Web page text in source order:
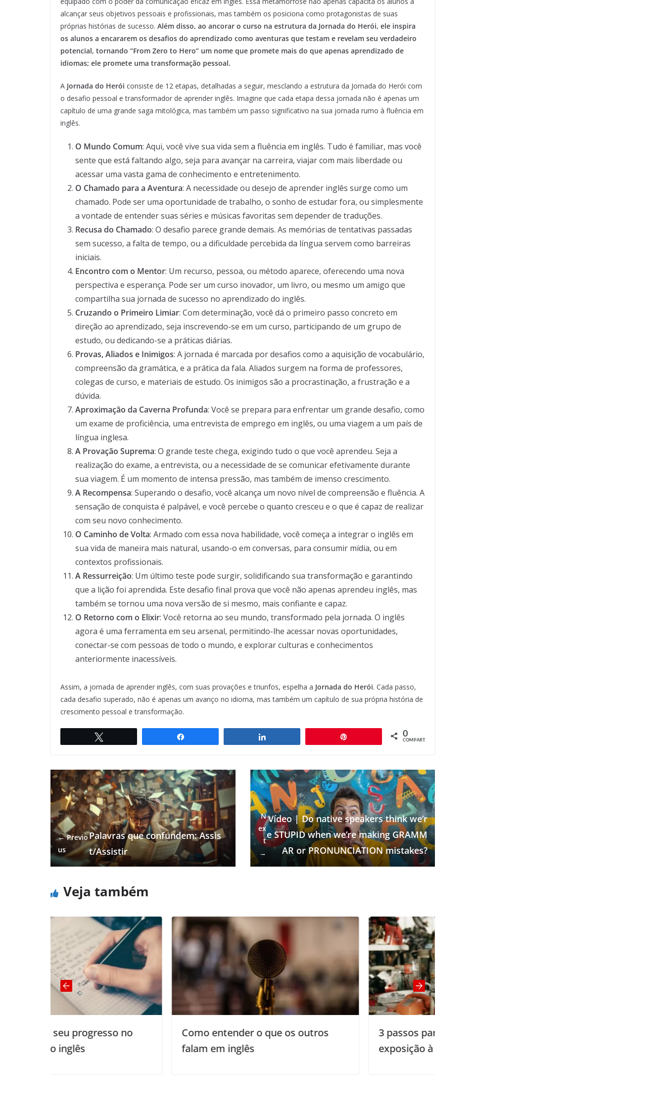
alcançar seus objetivos pessoais e profissionais, mas também os posiciona como protagonistas de suas
próprias histórias de sucesso. Além disso, ao ancorar o curso na estrutura da Jornada do Herói, ele inspira
os alunos a encararem os desafios do aprendizado como aventuras que testam e revelam seu verdadeiro
potencial, tornando “From Zero to Hero” um nome que promete mais do que apenas aprendizado de
idiomas; ele promete uma transformação pessoal.
A Jornada do Herói consiste de 12 etapas, detalhadas a seguir, mesclando a estrutura da Jornada do Herói com
o desafio pessoal e transformador de aprender inglês. Imagine que cada etapa dessa jornada não é apenas um
capítulo de uma grande saga mitológica, mas também um passo significativo na sua jornada rumo à fluência em
inglês.
O Mundo Comum: Aqui, você vive sua vida sem a fluência em inglês. Tudo é familiar, mas você
sente que está faltando algo, seja para avançar na carreira, viajar com mais liberdade ou
acessar uma vasta gama de conhecimento e entretenimento.
O Chamado para a Aventura: A necessidade ou desejo de aprender inglês surge como um
chamado. Pode ser uma oportunidade de trabalho, o sonho de estudar fora, ou simplesmente
a vontade de entender suas séries e músicas favoritas sem depender de traduções.
Recusa do Chamado: O desafio parece grande demais. As memórias de tentativas passadas
sem sucesso, a falta de tempo, ou a dificuldade percebida da língua servem como barreiras
iniciais.
Encontro com o Mentor: Um recurso, pessoa, ou método aparece, oferecendo uma nova
perspectiva e esperança. Pode ser um curso inovador, um livro, ou mesmo um amigo que
compartilha sua jornada de sucesso no aprendizado do inglês.
Cruzando o Primeiro Limiar: Com determinação, você dá o primeiro passo concreto em
direção ao aprendizado, seja inscrevendo-se em um curso, participando de um grupo de
estudo, ou dedicando-se a práticas diárias.
Provas, Aliados e Inimigos: A jornada é marcada por desafios como a aquisição de vocabulário,
compreensão da gramática, e a prática da fala. Aliados surgem na forma de professores,
colegas de curso, e materiais de estudo. Os inimigos são a procrastinação, a frustração e a
dúvida.
Aproximação da Caverna Profunda: Você se prepara para enfrentar um grande desafio, como
um exame de proficiência, uma entrevista de emprego em inglês, ou uma viagem a um país de
língua inglesa.
A Provação Suprema: O grande teste chega, exigindo tudo o que você aprendeu. Seja a
realização do exame, a entrevista, ou a necessidade de se comunicar efetivamente durante
sua viagem. É um momento de intensa pressão, mas também de imenso crescimento.
A Recompensa: Superando o desafio, você alcança um novo nível de compreensão e fluência. A
sensação de conquista é palpável, e você percebe o quanto cresceu e o que é capaz de realizar
com seu novo conhecimento.
O Caminho de Volta: Armado com essa nova habilidade, você começa a integrar o inglês em
sua vida de maneira mais natural, usando-o em conversas, para consumir mídia, ou em
contextos profissionais.
A Ressurreição: Um último teste pode surgir, solidificando sua transformação e garantindo
que a lição foi aprendida. Este desafio final prova que você não apenas aprendeu inglês, mas
também se tornou uma nova versão de si mesmo, mais confiante e capaz.
O Retorno com o Elixir: Você retorna ao seu mundo, transformado pela jornada. O inglês
agora é uma ferramenta em seu arsenal, permitindo-lhe acessar novas oportunidades,
conectar-se com pessoas de todo o mundo, e explorar culturas e conhecimentos
anteriormente inacessíveis.
Assim, a jornada de aprender inglês, com suas provações e triunfos, espelha a Jornada do Herói. Cada passo,
cada desafio superado, não é apenas um avanço no idioma, mas também um capítulo de sua própria história de
crescimento pessoal e transformação.
0
COMPART.
← Previo
us
Palavras que confundem: Assis
t/Assistir
N
ex
t
→
Vídeo | Do native speakers think we’r
e STUPID when we’re making GRAMM
AR or PRONUNCIATION mistakes?
Veja também
Como entender o que os outros
falam em inglês
3 passos para aumentar a
exposição à língua inglesa